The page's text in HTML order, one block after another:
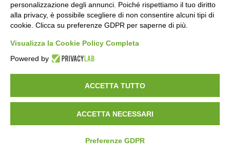
Amministrazione;
– firmare la corrispondenza e tutti gli atti che non siano di
competenza del Presidente;
– adottare i provvedimenti per il miglioramento
dell’efficienza e della funzionalità dei servizi forniti dal
Consorzio;
– provvedere alle spese indispensabili per la gestione
ordinaria
del Consorzio, previa apposizione del visto di
da parte del Presidente;
personalizzazione degli annunci. Poiché rispettiamo il tuo diritto
alla privacy, è possibile scegliere di non consentire alcuni tipi di
cookie. Clicca su preferenze GDPR per saperne di più.
Visualizza la Cookie Policy Completa
Powered by
ACCETTA TUTTO
ACCETTA NECESSARI
Preferenze GDPR